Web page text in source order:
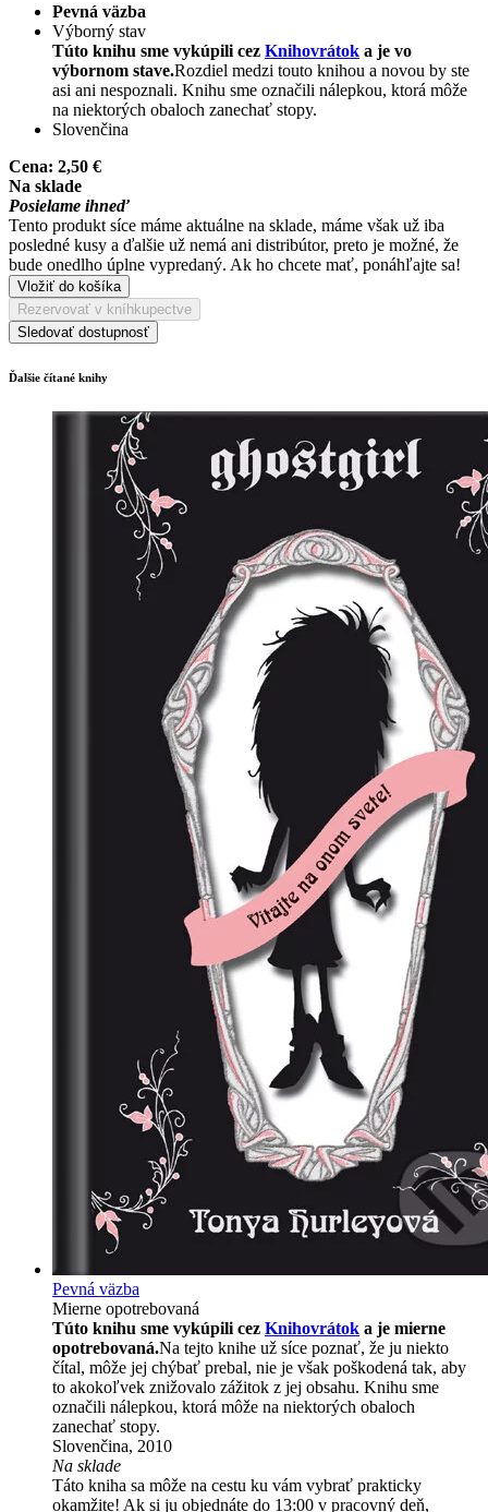
Pevná väzba
Výborný stav
Túto knihu sme vykúpili cez Knihovrátok a je vo
výbornom stave.Rozdiel medzi touto knihou a novou by ste
asi ani nespoznali. Knihu sme označili nálepkou, ktorá môže
na niektorých obaloch zanechať stopy.
Slovenčina
Cena: 2,50 €
Na sklade
Posielame ihneď
Tento produkt síce máme aktuálne na sklade, máme však už iba
posledné kusy a ďalšie už nemá ani distribútor, preto je možné, že
bude onedlho úplne vypredaný. Ak ho chcete mať, ponáhľajte sa!
Vložiť do košíka
Rezervovať v kníhkupectve
Sledovať dostupnosť
Ďalšie čítané knihy
Pevná väzba
Mierne opotrebovaná
Túto knihu sme vykúpili cez Knihovrátok a je mierne
opotrebovaná.Na tejto knihe už síce poznať, že ju niekto
čítal, môže jej chýbať prebal, nie je však poškodená tak, aby
to akokoľvek znižovalo zážitok z jej obsahu. Knihu sme
označili nálepkou, ktorá môže na niektorých obaloch
zanechať stopy.
Slovenčina, 2010
Na sklade
Táto kniha sa môže na cestu ku vám vybrať prakticky
okamžite! Ak si ju objednáte do 13:00 v pracovný deň,